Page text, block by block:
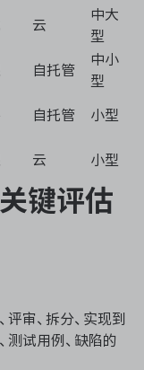
云
中大
型
自托管
中小
型
自托管 小型
云 小型
键评估
审、拆分、实现到
测试用例、缺陷的